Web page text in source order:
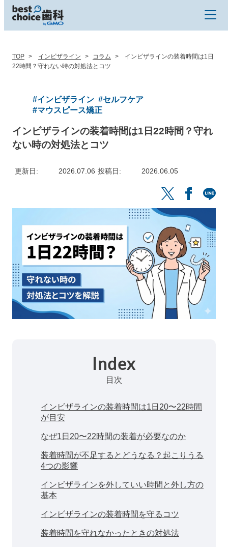
TOP インビザライン コラム
インビザラインの装着時間は1日
22時間？守れない時の対処法とコツ
#インビザライン #セルフケア
#マウスピース矯正
インビザラインの装着時間は1日22時間？守れ
ない時の対処法とコツ
更新日 2026.07.06 投稿日 2026.06.05
Index
目次
インビザラインの装着時間は1日20〜22時間
が目安
なぜ1日20〜22時間の装着が必要なのか
装着時間が不足するとどうなる？起こりうる
4つの影響
インビザラインを外していい時間と外し方の
基本
インビザラインの装着時間を守るコツ
装着時間を守れなかったときの対処法